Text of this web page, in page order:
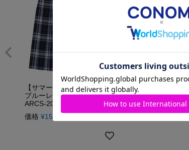
【サマースカート】ネイビー×
ブルーレッド （ロング丈）
ARCS-2018L58
価格 ¥15,400
【サマースカー
イビー ARCS-
価格 ¥14,300